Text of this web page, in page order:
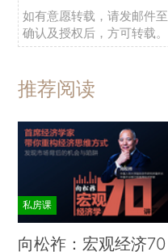
如有意愿转载，请发邮件至
确认及授权后，方可转载。
推荐阅读
私房课
向松祚：宏观经济70